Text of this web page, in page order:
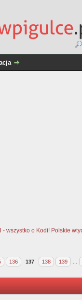
- wszystko o Kodi! Polskie
136 137 138 139